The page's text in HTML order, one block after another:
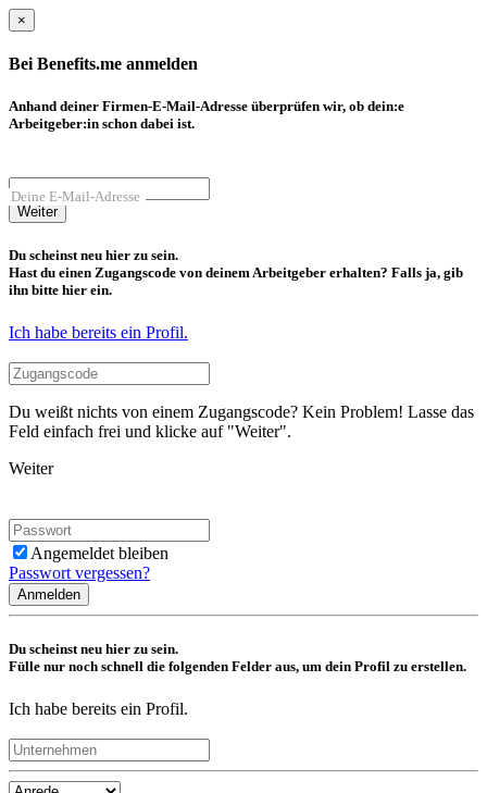
×
Bei Benefits.me anmelden
Anhand deiner Firmen-E-Mail-Adresse überprüfen wir, ob dein:e
Arbeitgeber:in schon dabei ist.
Deine E-Mail-Adresse
Weiter
Du scheinst neu hier zu sein.
Hast du einen Zugangscode von deinem Arbeitgeber erhalten? Falls ja, gib
ihn bitte hier ein.
Ich habe bereits ein Profil.
Du weißt nichts von einem Zugangscode? Kein Problem! Lasse das
Feld einfach frei und klicke auf "Weiter".
Weiter
Angemeldet bleiben
Passwort vergessen?
Anmelden
Du scheinst neu hier zu sein.
Fülle nur noch schnell die folgenden Felder aus, um dein Profil zu erstellen.
Ich habe bereits ein Profil.